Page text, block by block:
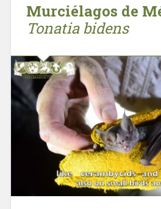
Murciélagos de
Tonatia bidens